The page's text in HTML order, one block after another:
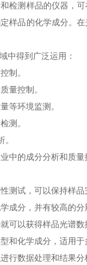
检测样品的仪器，
样品的化学成分。
得到广泛运用：
制。
量控制。
环境监测。
测。
的成分分析和质量
试，可以保持样品
分，并有较高的分
可以获得样品光谱数
化学成分，适用于
行数据处理和结果分